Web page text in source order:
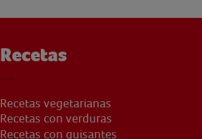
Recetas
Recetas vegetarianas
Recetas con verduras
Recetas con guisantes